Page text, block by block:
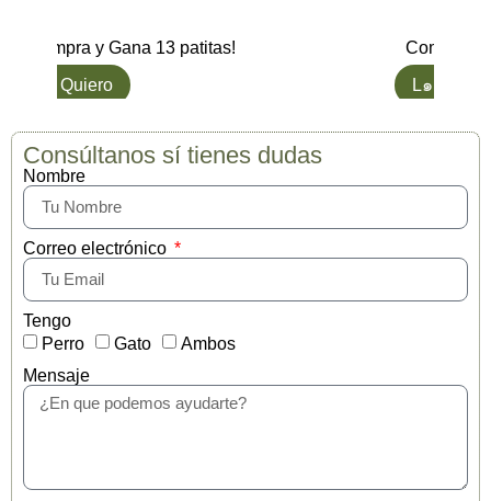
Compra y Gana 13 patitas!
L๑ Quiero
Compra y
L๑ Quiero
Consúltanos sí tienes dudas
Nombre
Correo electrónico
Tengo
Perro
Gato
Ambos
Mensaje